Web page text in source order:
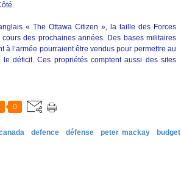
« The Ottawa Citizen », la taille des Forces
des prochaines années. Des bases militaires
l’armée pourraient être vendus pour permettre au
le déficit. Ces propriétés comptent aussi des sites
0
defence défense peter mackay
budget